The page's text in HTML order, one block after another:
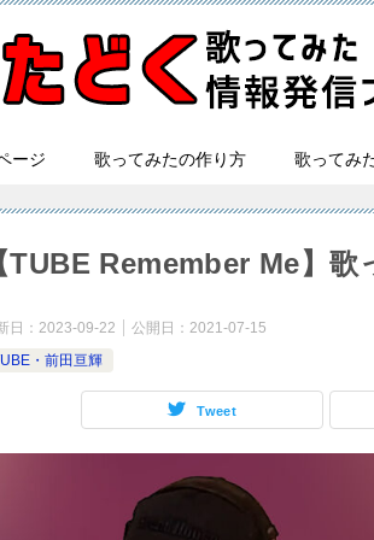
ージ 歌ってみたの作り方 歌ってみ
TUBE Remember Me】
日： 2023-09-22 公開日： 2021-07-15
・前田亘輝
Tweet